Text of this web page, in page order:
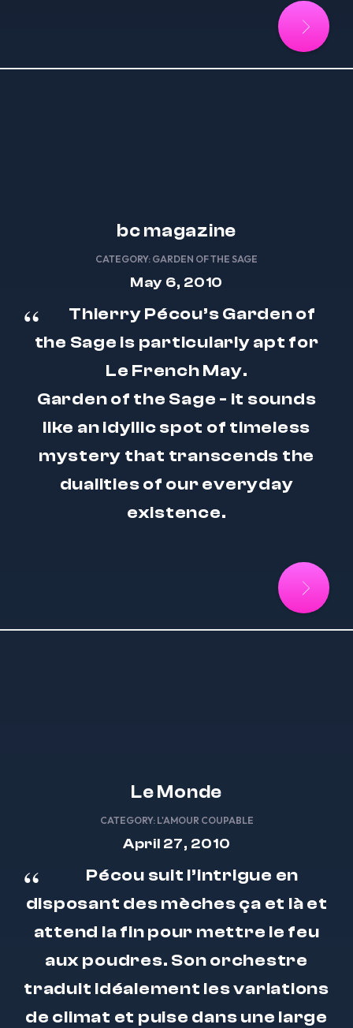
bc magazine
CATEGORY: GARDEN OF THE SAGE
May 6, 2010
Thierry Pécou’sGarden of
the Sage is particularly apt for
Le French May.
Garden of the Sage - it sounds
like an idyllic spot of timeless
mystery that transcends the
dualities of our everyday
existence.
Le Monde
CATEGORY: L'AMOUR COUPABLE
April 27, 2010
Pécou suit l’intrigue en
disposant des mèches ça et là et
attend la fin pour mettre le feu
aux poudres. Son orchestre
traduit idéalement les variations
de climat et puise dans une large